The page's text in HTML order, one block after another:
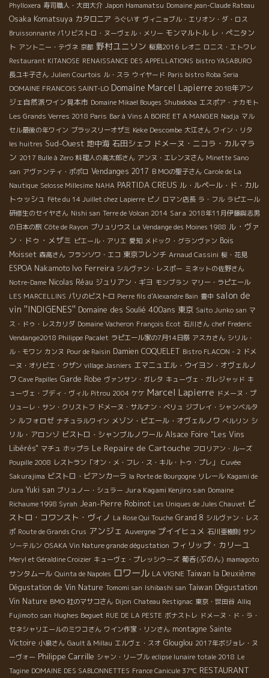
Phylloxera 寿司職人・大田大介 Japon Hamamatsu Domaine jean-Claude Rateau
Osaka Komatsuya カタロニア うぐいす ヴィニョブル・エリオン・ダ・ロス
Bruissonnante パリビストロ・ヌーヴェル・メリー モンマルトル レ・ぺニタン
ト アントニー・テヴネ 京都 野村ユニソン 桜島2016 レオニ ロニス・エトワレ
Restaurant KITANOSE RENAISSANCE DES APPELLATIONS bistro YASABURO
長ユキ子さん Julien Courtois ル・スラ ウイヤード Paris bistro Roba Seria
DOMAINE FRANCOIS SAINT-LO Domaine Marcel Lapierre 2018年アン
ジェ自然派ワイン見本市 Domaine Mikael Bouges Shubidoba エスポア・ナカモト
Les Grands Verres 2018 Paris Bar à Vins A BOIRE ET A MANGER Nadja マル
セル最後の年ワイン ブラッスリーオザミ Keke Descombe 大江さん ワイン・リタ
les huitres Sud-Ouest 地中海 石田シェフ ドメーヌ・ニコラ・カルマラ
ン 2017 Bulle à Zero 料理人の高太郎さん アンヌ・エレンヌさん Minette Sano
san アヴァンティ・ポポロ Vendanges 2017 ＢＭОの聖子さん Carole de La
Nautique Selosse Millesime NAHA PARTIDA CREUS ル・ルペール・ド・カル
トゥッシュ Fête du 14 Juillet chez Lapierre ピノ ロマン店長 ラ・フル ラピエール
研修生のセイヤさん Nishi san Terre de Volcan 2014 Sara 2018年11月伊藤與志男
の日本の旅 Côte de Rayon ブリュリウス La Vendange des Moines 1988 ル・ヴァ
ン・ドゥ・メザミ ピエール・アリエ 愛知 メドック・グランヴァン Bois
Moisset 森高さん フランソワ・エコ 東京フレンチ Arnaud Cassini 桜・花見
ESPOA Nakamoto Ivo Ferreira シルヴァン・レスポー ミネットの佐野さん
Notre-Dame Nicolas Réau ジュリアン・ギヨ モンブラン マリー・ラピエール
LES MARCELLINS パリのビストロ Pierre fils d'Alexandre Bain 豊中 salon de
vin ''INDIGENES'' Domaine des Soulié 400ans 東京 Saito Junko san マ
ス・ドゥ・レスカリダ Domaine Vacheron François Ecot 石川さん chef Frederic
Vendange2018 Philippe Pacalet ラピエール家の7月14日祭 アスカさん シリル・
ル・モワン カンヌ Pour de Raisin Damien COQUELET Bistro FLACON - 2 ドメ
ーヌ・オリビエ・クザン village Jasniers エマニュエル・ウイヨン・オヴェルノ
ワ Cave Papilles Garde Robe ヴァンサン・ガレタ キューヴェ・ガレジャッド キ
ューヴェ・ブディ・ヴィル Pitrou 2004 ケケ Marcel Lapierre ドメーヌ・プ
リューレ・サン・クリストフ ドメーヌ・サルナン・ベリュ ジブレイ・シャンベルタ
ン ルフォロゼ ナチュラルワイン メゾン・ピエール・オヴェルノワ ベルリン シ
リル・アロンゾ ビストロ・シャンブルノワール Alsace Foire "Les Vins
Libérés" マチュ ホップラ Le Repaire de Cartouche フロリアン・ルーズ
Poupille 2008 レストラン「オン・メ・フレ・ス・キル・トゥ・プレ」
Cuvée
Sakurajima ビストロ・ビアンカーラ la Porte de Bourgogne リレール Kagami de
Jura Yuki san ブリュノー・シュラー Jura Kagami Kenjiro san Domaine
Richaume 1998 Syrah Jean-Pierre Robinot Les Uniques de Jules Chauvet ビ
ストロ・コワンスト・ヴィノ La Rose Qui Touche Grand 8 シルヴァン・レス
ポ Route de Grands Crus アンジェ Auvergne プイイヒュメ 石川亜樹則 サン
ソーテルン OSAKA Vin Nature grande dégustation フィリップ・カリーユ
Meryl et Géraldine Croizier キューヴェ・プレッシウーズ 葡呑(ぶのん) mamagoto
サンタムール Quinta de Napoles ロワール LA VIGNE Taiwan la Deuxième
Dégustation de Vin Nature Tomomi san Ishibashi san Taiwan Dégustation
Vin Nature BMO 社のマサコさん Dijon Chateau Restignac 東京・世田谷 Alliq
Fujimoto san Hughes Beguet RUE DE LA PESTE ボナストレ ドメーヌ・ド・ラ・
セネシャリエールのミワコさん ワイン作家・リンさん montagne Sainte
Victoire 小泉さん Gault & Millau エルヴェ・スオ Glouglou 2017年ボジョレ・ヌ
ーヴォー Philippe Carrille シャン・リーブル eclipse lunaire totale 2018 Le
Tagine DOMAINE DES SABLONNETTES France Canicule 37℃ RESTAURANT